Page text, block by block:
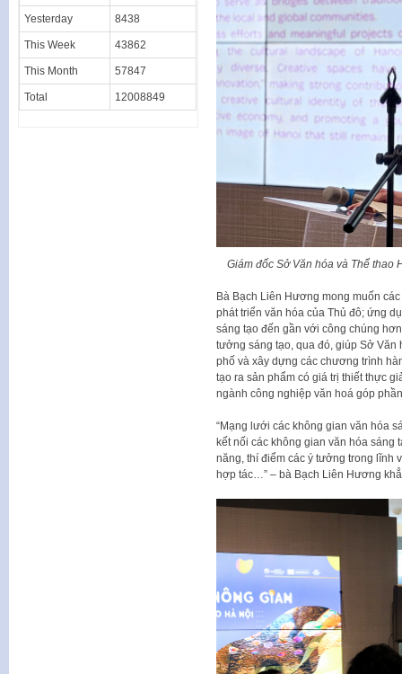
Giám đốc Sở Văn hóa và Thể thao
Bà Bạch Liên Hương mong muốn
phát triển văn hóa của Thủ đô; ứng
sáng tạo đến gần với công chúng
tưởng sáng tạo, qua đó, giúp Sở Văn
phố và xây dựng các chương trình
tạo ra sản phẩm có giá trị thiết thực
ngành công nghiệp văn hoá góp
“Mạng lưới các không gian văn hóa
kết nối các không gian văn hóa sáng
năng, thí điểm các ý tưởng trong lĩnh
hợp tác…” – bà Bạch Liên Hương
Yesterday 8438
This Week 43862
This Month 57847
Total 12008849